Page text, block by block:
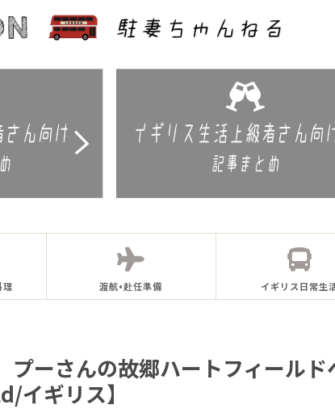
理 渡航•赴任準備 イギリス日常生
プーさんの故郷ハートフィールド
イギリス】